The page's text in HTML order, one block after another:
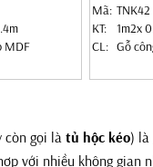
MDF
Mã: TNK42
KT:
1m2x
CL: Gỗ
gọi là tủ hộc kéo) là
với nhiều không gian